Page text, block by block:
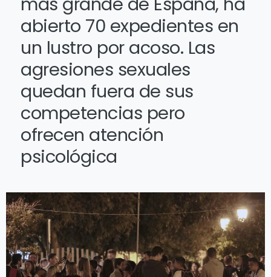
abierto 70 expedientes en
un lustro por acoso. Las
agresiones sexuales
quedan fuera de sus
competencias pero
ofrecen atención
psicológica